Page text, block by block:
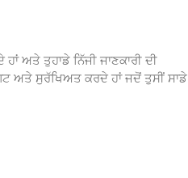
ਅਤੇ ਤੁਹਾਡੇ ਨਿੱਜੀ ਜਾਣਕਾਰੀ ਦੀ
ਅਤੇ ਸੁਰੱਖਿਅਤ ਕਰਦੇ ਹਾਂ ਜਦੋਂ ਤੁਸੀਂ ਸਾਡੇ